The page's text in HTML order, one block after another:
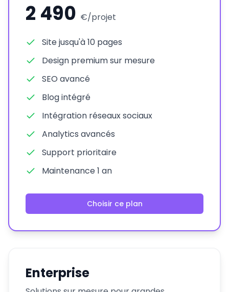
2 490 €/projet
Site jusqu'à 10 pages
Design premium sur mesure
SEO avancé
Blog intégré
Intégration réseaux sociaux
Analytics avancés
Support prioritaire
Maintenance 1 an
Choisir ce plan
Enterprise